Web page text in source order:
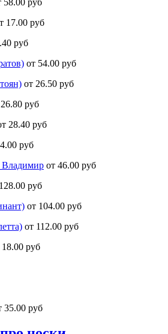
17.00 руб
руб
от 54.00 руб
от 26.50 руб
руб
28.40 руб
руб
Владимир от 46.00 руб
руб
от 104.00 руб
от 112.00 руб
18.00 руб
35.00 руб